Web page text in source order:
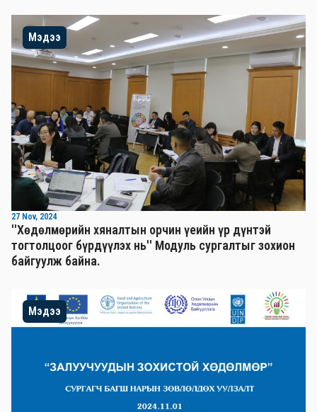
Мэдээ
27 Nov, 2024
''Хөдөлмөрийн хяналтын орчин үеийн үр дүнтэй
тогтолцоог бүрдүүлэх нь'' Mодуль сургалтыг зохион
байгуулж байна.
Мэдээ